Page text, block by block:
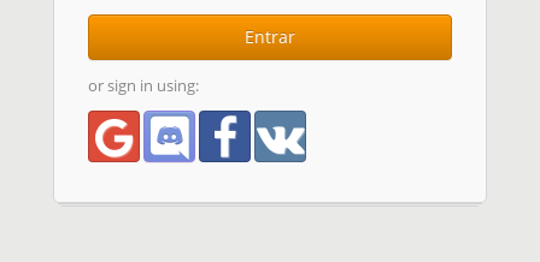
Entrar
or sign in using: